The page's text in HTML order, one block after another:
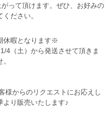
って頂けます。ぜひ、お好みの
ださい。
休暇となります※
4（土）から発送させて頂きま
様からのリクエストにお応えし
より販売いたします♪